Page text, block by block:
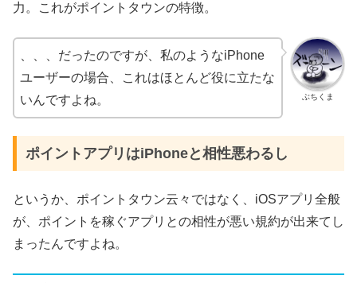
力。これがポイントタウンの特徴。
ぶちくま
、、、だったのですが、私のようなiPhone
ユーザーの場合、これはほとんど役に立たな
いんですよね。
ポイントアプリはiPhoneと相性悪わるし
というか、ポイントタウン云々ではなく、iOSアプリ全般
が、ポイントを稼ぐアプリとの相性が悪い規約が出来てし
まったんですよね。